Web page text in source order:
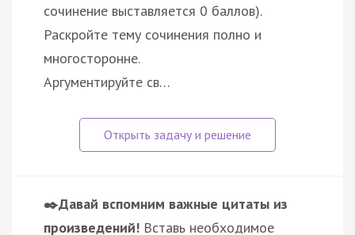
сочинение выставляется 0 баллов).
Раскройте тему сочинения полно и
многосторонне.
Аргументируйте св…
✒️Давай вспомним важные цитаты из
произведений! Вставь необходимое